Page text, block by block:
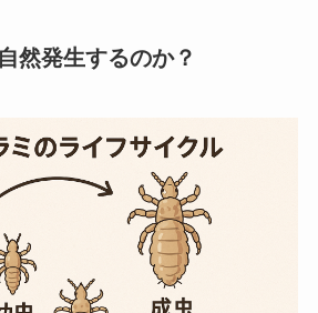
然発生するのか？